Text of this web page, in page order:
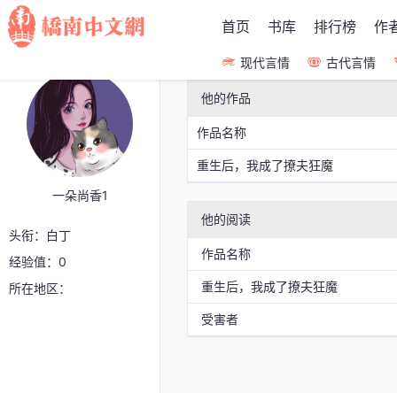
首页 书库 排行榜 作
现代言情 古代言情
一朵尚香1
头衔：白丁
经验值：0
所在地区：
他的作品
作品名称
重生后，我成了撩夫狂魔
他的阅读
作品名称
重生后，我成了撩夫狂魔
受害者